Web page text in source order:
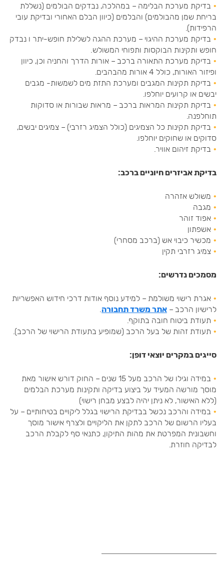
בדיקת מערכת הבלימה – במהלכה, נבדקים הבולמים (נשללת
בריחת שמן מהבולמים) והבלמים (כיוון הבלם האחורי ובדיקת עובי
הרפידות).
בדיקת מערכת ההיגוי – מערכת ההגה לשלילת חופש-יתר ו נבדק
חופש ותקינות הבוקסות ותפוחי המשולש.
בדיקת מערכת התאורה ברכב – אורות הדרך והחניה וכן, כיוון
ופיזור האורות, כולל 4 אורות מהבהבים.
בדיקת תקינות המגבים ומערכת התזת מים לשמשות- מגבים
יבשים או קרועים יוחלפו.
בדיקת תקינות המראות ברכב – מראות שבורות או סדוקות
תוחלפנה.
בדיקת תקינות כל הצמיגים (כולל הצמיג רזרבי) – צמיגים יבשים,
סדוקים או שחוקים יוחלפו.
בדיקת זיהום אוויר.
בדיקת אביזרים חיוניים ברכב:
משולש אזהרה
מגבה
אפוד זוהר
אשפתון
מכשיר כיבוי אש (ברכב מסחרי)
צמיג רזרבי תקין
מסמכים נדרשים:
אגרת רישוי משולמת – למידע נוסף אודות דרכי חידוש האפשריות
לרישיון הרכב – אתר משרד תחבורה
תעודת ביטוח חובה בתוקף.
תעודת זהות של בעל הרכב (שמופיע בתעודת הרישוי של הרכב).
סייגים במקרים יוצאי דופן:
במידה וגילו של הרכב מעל 15 שנים – החוק דורש אישור מאת
מוסך מורשה המעיד על ביצוע בדיקה ותקינות מערכת הבלמים
(ללא האישור, לא ניתן יהיה לבצע מבחן רישוי)
במידה והרכב נכשל בבדיקת הרישוי בגלל ליקויים בטיחותיים – על
בעליו הרשום של הרכב לתקן את הליקויים ולצרף אישור מוסך
וחשבונית המפרטת את מהות התיקון, כתנאי סף לקבלת הרכב
לבדיקה חוזרת.